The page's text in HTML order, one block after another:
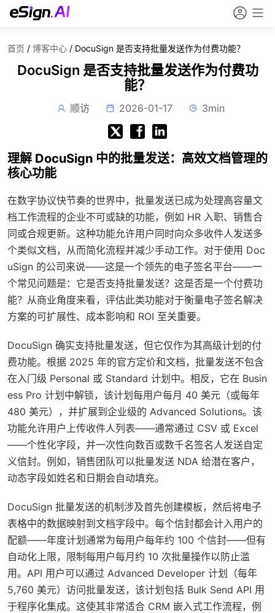
首页 / 博客中心 / DocuSign 是否支持批量发送作为付费功能？
DocuSign 是否支持批量发送作为付费功
能？
顺访 2026-01-17 3min
理解 DocuSign 中的批量发送：高效文档管理的
核心功能
在数字协议快节奏的世界中，批量发送已成为处理高容量文
档工作流程的企业不可或缺的功能，例如 HR 入职、销售合
同或合规更新。这种功能允许用户同时向众多收件人发送多
个类似文档，从而简化流程并减少手动工作。对于使用 Doc
uSign 的公司来说——这是一个领先的电子签名平台——一
个常见问题是：它是否支持批量发送？这是否是一个付费功
能？从商业角度来看，评估此类功能对于衡量电子签名解决
方案的可扩展性、成本影响和 ROI 至关重要。
DocuSign 确实支持批量发送，但它仅作为其高级计划的付
费功能。根据 2025 年的官方定价和文档，批量发送不包含
在入门级 Personal 或 Standard 计划中。相反，它在 Busin
ess Pro 计划中解锁，该计划每用户每月 40 美元（或每年
480 美元），并扩展到企业级的 Advanced Solutions。该
功能允许用户上传收件人列表——通常通过 CSV 或 Excel
——个性化字段，并一次性向数百或数千名签名人发送自定
义信封。例如，销售团队可以批量发送 NDA 给潜在客户，
动态字段如姓名和日期会自动填充。
DocuSign 批量发送的机制涉及首先创建模板，然后将电子
表格中的数据映射到文档字段中。每个信封都会计入用户的
配额——年度计划通常为每用户每年约 100 个信封——但有
自动化上限，限制每用户每月约 10 次批量操作以防止滥
用。API 用户可以通过 Advanced Developer 计划（每年
5,760 美元）访问批量发送，该计划包括 Bulk Send API 用
于程序化集成。这使其非常适合 CRM 嵌入式工作流程，例